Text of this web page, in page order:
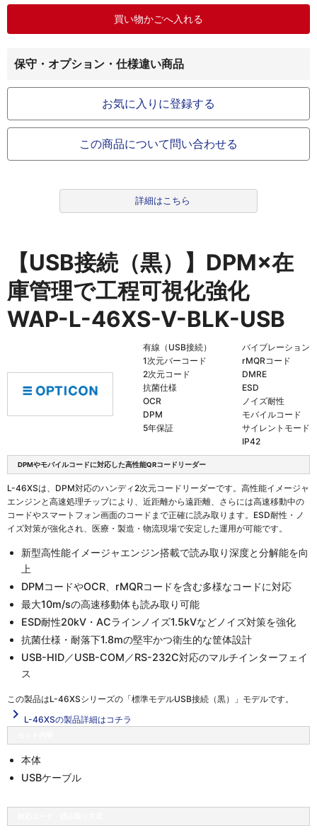
保守・オプション・仕様違い商品
お気に入りに登録する
この商品について問い合わせる
詳細はこちら
【USB接続（黒）】DPM×在
庫管理で工程可視化強化
WAP-L-46XS-V-BLK-USB
有線（USB接続）
1次元バーコード
2次元コード
抗菌仕様
OCR
DPM
5年保証
バイブレーション
rMQRコード
DMRE
ESD
ノイズ耐性
モバイルコード
サイレントモード
IP42
DPMやモバイルコードに対応した高性能QRコードリーダー
L-46XSは、DPM対応のハンディ2次元コードリーダーです。高性能イメージャ
エンジンと高速処理チップにより、近距離から遠距離、さらには高速移動中の
コードやスマートフォン画面のコードまで正確に読み取ります。ESD耐性・ノ
イズ対策が強化され、医療・製造・物流現場で安定した運用が可能です。
新型高性能イメージャエンジン搭載で読み取り深度と分解能を向
上
DPMコードやOCR、rMQRコードを含む多様なコードに対応
最大10m/sの高速移動体も読み取り可能
ESD耐性20kV・ACラインノイズ1.5kVなどノイズ対策を強化
抗菌仕様・耐落下1.8mの堅牢かつ衛生的な筐体設計
USB-HID／USB-COM／RS-232C対応のマルチインターフェイ
ス
この製品はL-46XSシリーズの「標準モデルUSB接続（黒）」 モデルです。
navigate_next L-46XSの製品詳細はコチラ
本体
USBケーブル